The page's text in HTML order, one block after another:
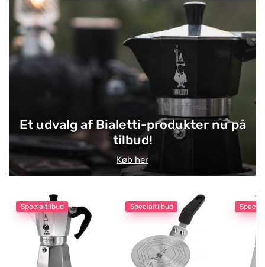
Vand og vandkvalitet
Gaver og sæsonvarer
Et udvalg af Bialetti-produkter nu på
tilbud!
Køb her
Specialtilbud Specialtilbud